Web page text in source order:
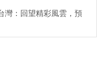
灣：回望精彩風雲，預